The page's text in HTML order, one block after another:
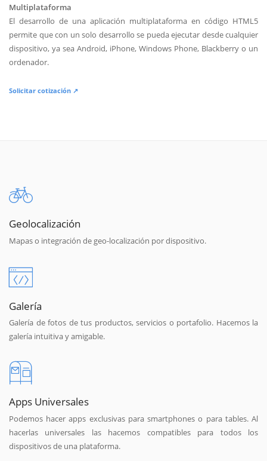
Multiplataforma
El desarrollo de una aplicación multiplataforma en código HTML5
permite que con un solo desarrollo se pueda ejecutar desde cualquier
dispositivo, ya sea Android, iPhone, Windows Phone, Blackberry o un
ordenador.
Solicitar cotización ↗
Geolocalización
Mapas o integración de geo-localización por dispositivo.
Galería
Galería de fotos de tus productos, servicios o portafolio. Hacemos la
galería intuitiva y amigable.
Apps Universales
Podemos hacer apps exclusivas para smartphones o para tables. Al
hacerlas universales las hacemos compatibles para todos los
dispositivos de una plataforma.